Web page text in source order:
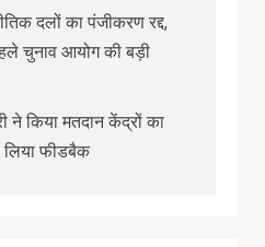
दलों का पंजीकरण रद्द,
चुनाव आयोग की बड़ी
ने किया मतदान केंद्रों का
लिया फीडबैक